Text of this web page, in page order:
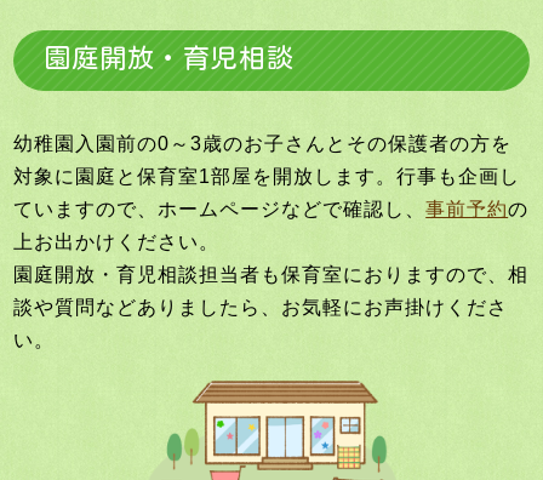
園庭開放・育児相談
幼稚園入園前の0～3歳のお子さんとその保護者の方を
対象に園庭と保育室1部屋を開放します。行事も企画し
ていますので、ホームページなどで確認し、事前予約の
上お出かけください。
園庭開放・育児相談担当者も保育室におりますので、相
談や質問などありましたら、お気軽にお声掛けくださ
い。